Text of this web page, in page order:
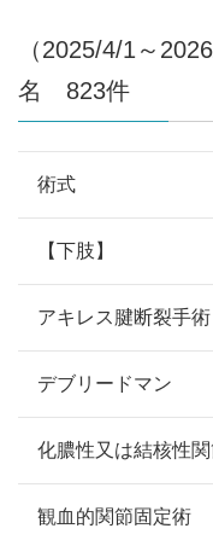
（2025/4/1～
名 823件
術式
【下肢】
アキレス腱断裂手術
デブリードマン
化膿性又は結核性
観血的関節固定術